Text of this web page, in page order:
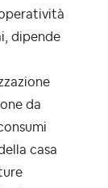
dipende
da
casa